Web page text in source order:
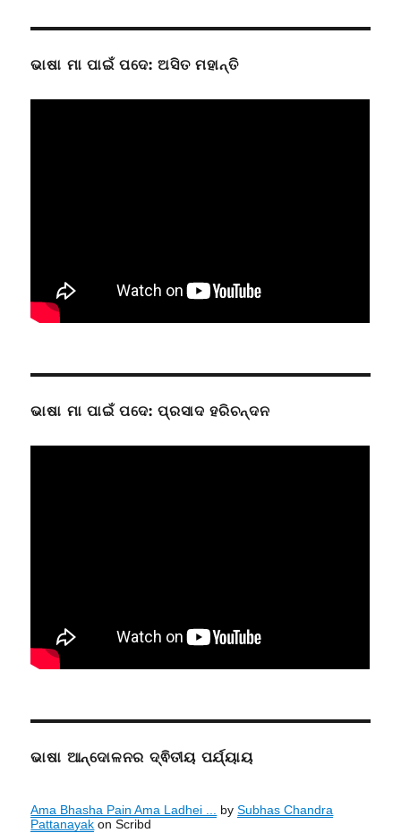
ଭାଷା ମା ପାଇଁ ପଦେ: ଅସିତ ମହାନ୍ତି
ଭାଷା ମା ପାଇଁ ପଦେ: ପ୍ରସାଦ ହରିଚନ୍ଦନ
ଭାଷା ଆନ୍ଦୋଳନର ଦ୍ଵିତୀୟ ପର୍ଯ୍ୟାୟ
Ama Bhasha Pain Ama Ladhei ... bySubhas Chandra
Pattanayak on Scribd